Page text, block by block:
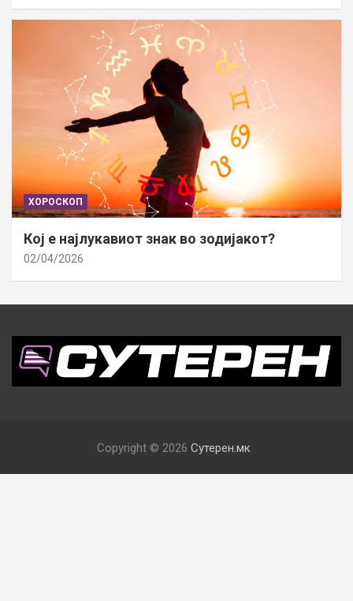
ХОРОСКОП
Кој е најлукавиот знак во зодијакот?
02/04/2026
Copyright © 2026 Сутерен.мк